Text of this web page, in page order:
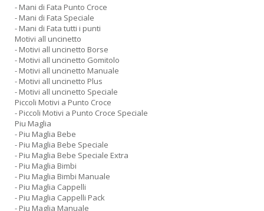
- Mani di Fata Punto Croce
- Mani di Fata Speciale
- Mani di Fata tutti i punti
Motivi all uncinetto
- Motivi all uncinetto Borse
- Motivi all uncinetto Gomitolo
- Motivi all uncinetto Manuale
- Motivi all uncinetto Plus
- Motivi all uncinetto Speciale
Piccoli Motivi a Punto Croce
- Piccoli Motivi a Punto Croce Speciale
Piu Maglia
- Piu Maglia Bebe
- Piu Maglia Bebe Speciale
- Piu Maglia Bebe Speciale Extra
- Piu Maglia Bimbi
- Piu Maglia Bimbi Manuale
- Piu Maglia Cappelli
- Piu Maglia Cappelli Pack
- Piu Maglia Manuale